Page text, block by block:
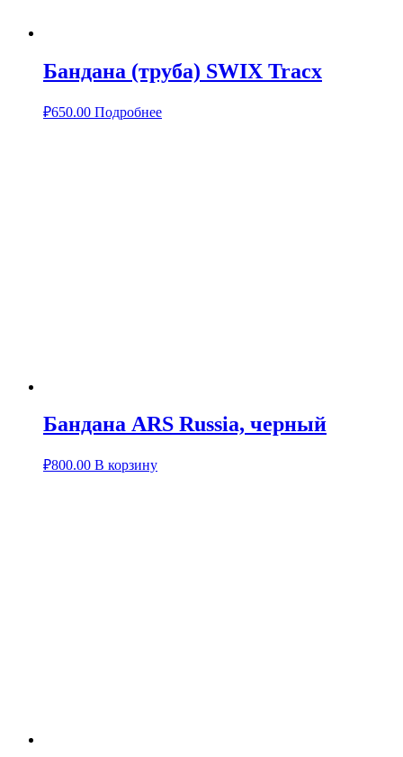
Бандана (труба) SWIX Tracx
₽650.00 Подробнее
Бандана ARS Russia, черный
₽800.00 В корзину